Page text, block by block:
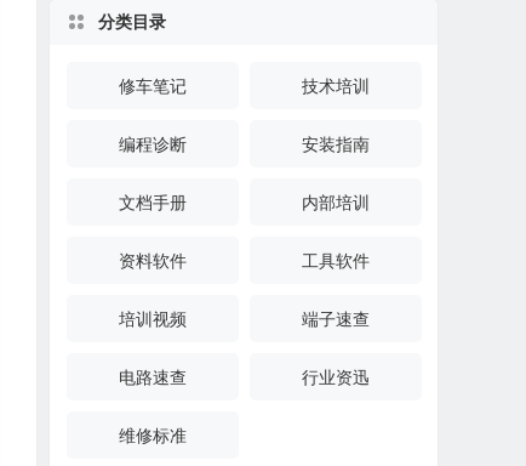
分类目录
修车笔记 技术培训
编程诊断 安装指南
文档手册 内部培训
资料软件 工具软件
培训视频 端子速查
电路速查 行业资迅
维修标准